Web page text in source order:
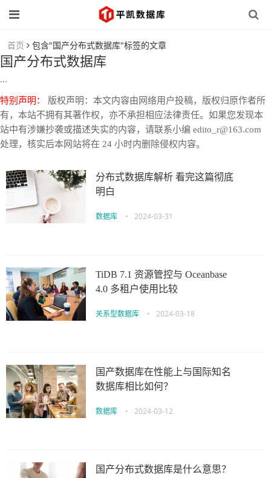
首页 包含"国产分布式数据库"标签的文章
国产分布式数据库
...
特别声明：
版权声明：本文内容由网络用户投稿，版权归原作者所
有，本站不拥有其著作权，亦不承担相应法律责任。如果您发现本
站中有涉嫌抄袭或描述失实的内容，请联系小编 edito_r@163.com
处理，核实后本网站将在 24 小时内删除侵权内容。
分布式数据库解析 看完这篇彻底
明白
数据库 • 2024-03-31
TiDB 7.1 资源管控与 Oceanbase
4.0 多租户使用比较
关系型数据库 • 2024-03-18
国产数据库在性能上与国际知名
数据库相比如何？
数据库 • 2024-03-12
国产分布式数据库是什么意思？